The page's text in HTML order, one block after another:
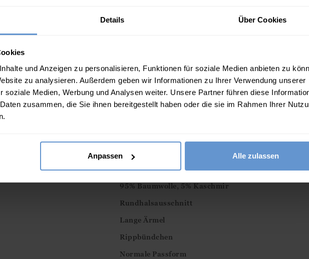
Details Über Cookies
und Anzeigen zu personalisieren, Funktionen für soziale Medien anbieten zu
zu analysieren. Außerdem geben wir Informationen zu Ihrer Verwendung unserer
soziale Medien, Werbung und Analysen weiter. Unsere Partner führen diese
zusammen, die Sie ihnen bereitgestellt haben oder die sie im Rahmen Ihrer
Anpassen Alle zulassen
Beschreibung
Weich im Griff und leicht zum überziehen: Unser
mit einem klassischem Rundhals-Ausschnitt und
haben der kühlen Baumwolle einen Hauch von
beigefügt, somit ist der leichte Strick der ideale
Monate.
Eigenschaften
95% Baumwolle, 5% Kaschmir
Rundhalsausschnitt
Lange Ärmel
Rippbündchen
Normale Passform